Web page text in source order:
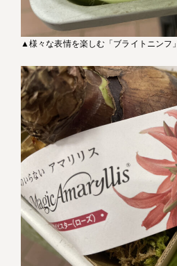
▲様々な表情を楽しむ「ブライトニンフ」